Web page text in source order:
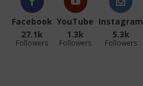
Facebook
27.1k
Followers
YouTube
1.3k
Followers
Instagram
5.3k
Followers